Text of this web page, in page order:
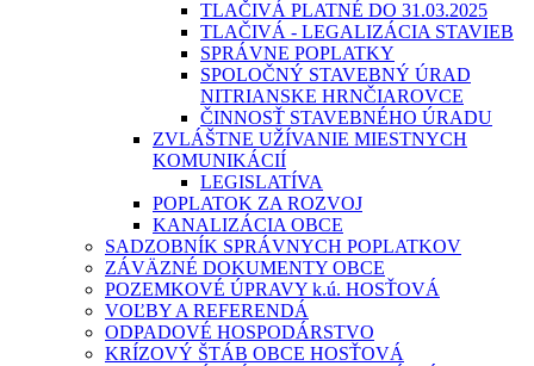
TLAČIVÁ PLATNÉ DO 31.03.2025
TLAČIVÁ - LEGALIZÁCIA STAVIEB
SPRÁVNE POPLATKY
SPOLOČNÝ STAVEBNÝ ÚRAD
NITRIANSKE HRNČIAROVCE
ČINNOSŤ STAVEBNÉHO ÚRADU
ZVLÁŠTNE UŽÍVANIE MIESTNYCH
KOMUNIKÁCIÍ
LEGISLATÍVA
POPLATOK ZA ROZVOJ
KANALIZÁCIA OBCE
SADZOBNÍK SPRÁVNYCH POPLATKOV
ZÁVÄZNÉ DOKUMENTY OBCE
POZEMKOVÉ ÚPRAVY k.ú. HOSŤOVÁ
VOĽBY A REFERENDÁ
ODPADOVÉ HOSPODÁRSTVO
KRÍZOVÝ ŠTÁB OBCE HOSŤOVÁ